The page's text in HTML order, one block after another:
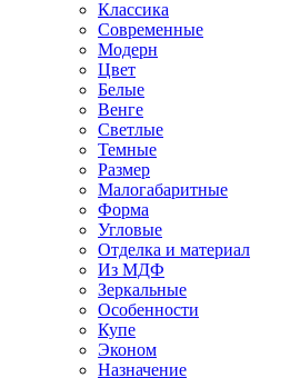
Классика
Современные
Модерн
Цвет
Белые
Венге
Светлые
Темные
Размер
Малогабаритные
Форма
Угловые
Отделка и материал
Из МДФ
Зеркальные
Особенности
Купе
Эконом
Назначение